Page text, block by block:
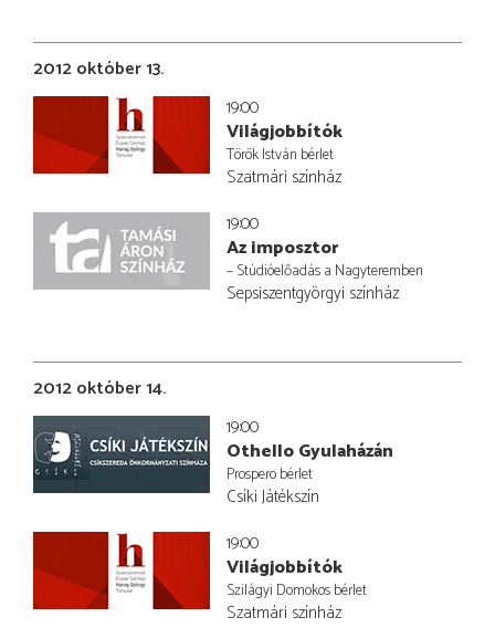
2012 október 13.
19:00
Világjobbítók
Török István bérlet
Szatmári színház
19:00
Az imposztor
– Stúdióelőadás a Nagyteremben
Sepsiszentgyörgyi színház
2012 október 14.
19:00
Othello Gyulaházán
Prospero bérlet
Csíki Játékszín
19:00
Világjobbítók
Szilágyi Domokos bérlet
Szatmári színház